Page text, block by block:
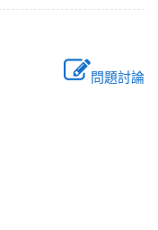
問題討論